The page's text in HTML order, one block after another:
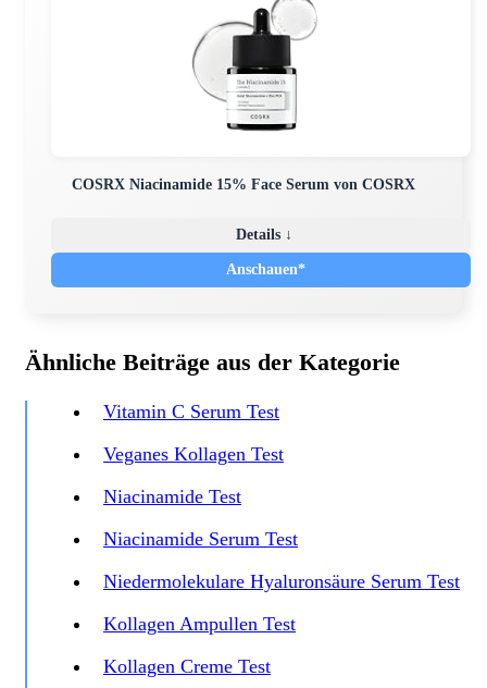
COSRX Niacinamide 15% Face Serum von COSRX
Details ↓
Anschauen*
Ähnliche Beiträge aus der Kategorie
Vitamin C Serum Test
Veganes Kollagen Test
Niacinamide Test
Niacinamide Serum Test
Niedermolekulare Hyaluronsäure Serum Test
Kollagen Ampullen Test
Kollagen Creme Test